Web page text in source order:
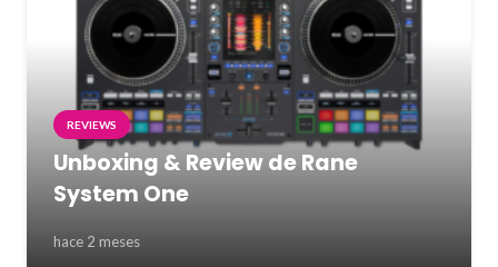
REVIEWS
Unboxing & Review de Rane
System One
hace 2 meses